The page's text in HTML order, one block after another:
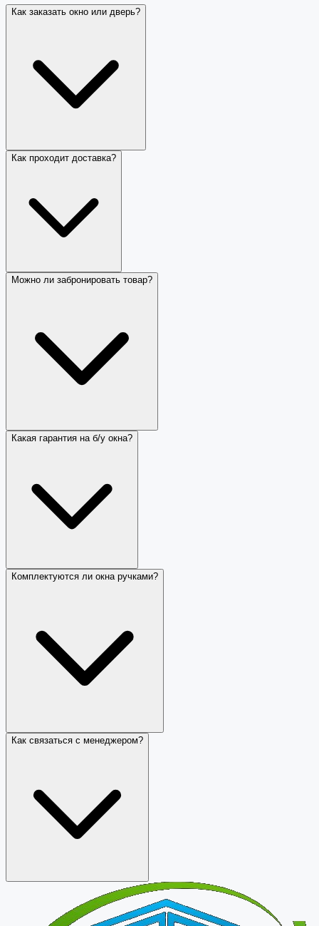
Как заказать окно или дверь?
Как проходит доставка?
Можно ли забронировать товар?
Какая гарантия на б/у окна?
Комплектуются ли окна ручками?
Как связаться с менеджером?